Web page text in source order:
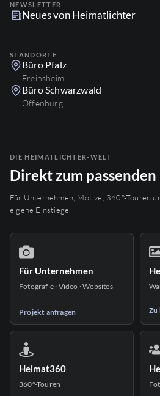
NEWSLETTER
Neues von Heimatlichter
STANDORTE
Büro Pfalz
Freinsheim
Büro Schwarzwald
Offenburg
DIE HEIMATLICHTER-WELT
Direkt zum
Für Unternehmen, Motive, 360°-Touren
eigene Einstiege.
Für Unternehmen
Fotografie · Video · Websites
Projekt anfragen Zu
Heimat360
360°-Touren